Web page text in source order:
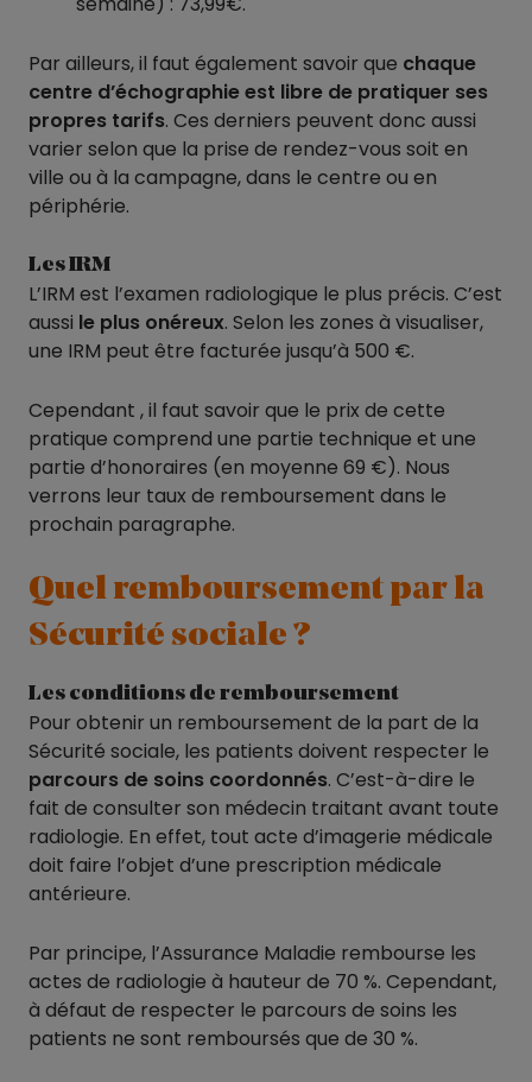
Par ailleurs, il faut également savoir que chaque
centre d’échographie est libre de pratiquer ses
propres tarifs. Ces derniers peuvent donc aussi
varier selon que la prise de rendez-vous soit en
ville ou à la campagne, dans le centre ou en
périphérie.
Les IRM
L’IRM est l’examen radiologique le plus précis. C’est
aussi le plus onéreux. Selon les zones à visualiser,
une IRM peut être facturée jusqu’à 500 €.
Cependant , il faut savoir que le prix de cette
pratique comprend une partie technique et une
partie d’honoraires (en moyenne 69 €). Nous
verrons leur taux de remboursement dans le
prochain paragraphe.
Quel remboursement par la
Sécurité sociale ?
Les conditions de remboursement
Pour obtenir un remboursement de la part de la
Sécurité sociale, les patients doivent respecter le
parcours de soins coordonnés. C’est-à-dire le
fait de consulter son médecin traitant avant toute
radiologie. En effet, tout acte d’imagerie médicale
doit faire l’objet d’une prescription médicale
antérieure.
Par principe, l’Assurance Maladie rembourse les
actes de radiologie à hauteur de 70 %. Cependant,
à défaut de respecter le parcours de soins les
patients ne sont remboursés que de 30 %.